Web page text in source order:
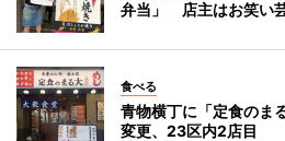
弁当」 店主はお笑い
食べる
青物横丁に「定食の
変更、23区内2店目